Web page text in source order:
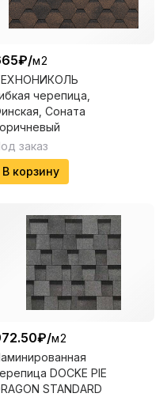
₽/м2
черепица,
Соната
заказ
В корзину
₽/м2
DOCKE PIE
STANDARD